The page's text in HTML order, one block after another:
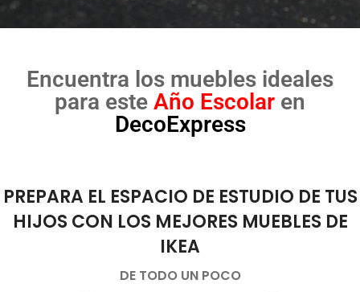
Encuentra los muebles ideales
para este Año Escolar en
DecoExpress
PREPARA EL ESPACIO DE ESTUDIO DE TUS
HIJOS CON LOS MEJORES MUEBLES DE
IKEA
DE TODO UN POCO